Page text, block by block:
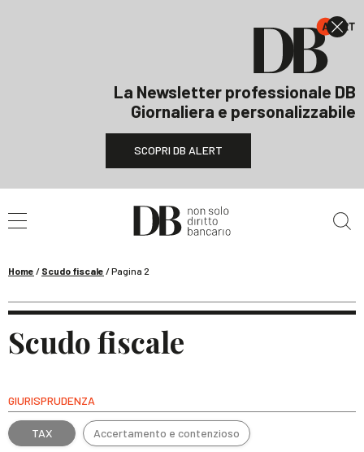
La Newsletter professionale DB
Giornaliera e personalizzabile
SCOPRI DB ALERT
Home / Scudo fiscale /Pagina 2
Scudo fiscale
GIURISPRUDENZA
TAX Accertamento e contenzioso